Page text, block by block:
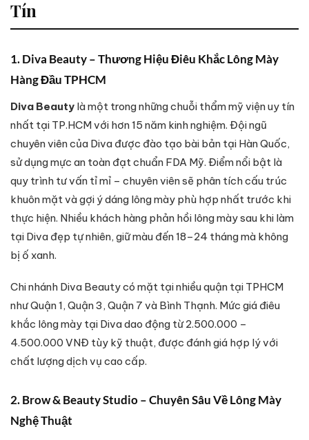
Tín
1. Diva Beauty – Thương Hiệu Điêu Khắc Lông Mày
Hàng Đầu TPHCM
Diva Beauty là một trong những chuỗi thẩm mỹ viện uy tín
nhất tại TP.HCM với hơn 15 năm kinh nghiệm. Đội ngũ
chuyên viên của Diva được đào tạo bài bản tại Hàn Quốc,
sử dụng mực an toàn đạt chuẩn FDA Mỹ. Điểm nổi bật là
quy trình tư vấn tỉ mỉ – chuyên viên sẽ phân tích cấu trúc
khuôn mặt và gợi ý dáng lông mày phù hợp nhất trước khi
thực hiện. Nhiều khách hàng phản hồi lông mày sau khi làm
tại Diva đẹp tự nhiên, giữ màu đến 18–24 tháng mà không
bị ố xanh.
Chi nhánh Diva Beauty có mặt tại nhiều quận tại TPHCM
như Quận 1, Quận 3, Quận 7 và Bình Thạnh. Mức giá điêu
khắc lông mày tại Diva dao động từ 2.500.000 –
4.500.000 VNĐ tùy kỹ thuật, được đánh giá hợp lý với
chất lượng dịch vụ cao cấp.
2. Brow & Beauty Studio – Chuyên Sâu Về Lông Mày
Nghệ Thuật